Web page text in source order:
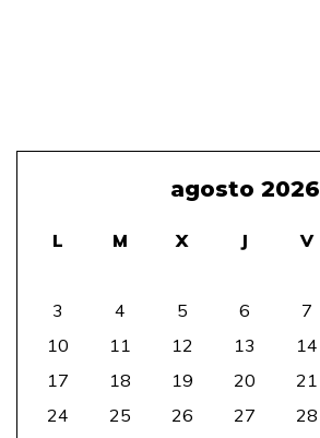
agosto 2026
L M X J V
3
4 5 6 7
10
11 12 13 14
17
18 19 20 21
24
25 26 27 28